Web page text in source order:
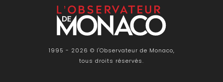
1995 - 2026 © l'Observateur de Monaco,
tous droits réservés.